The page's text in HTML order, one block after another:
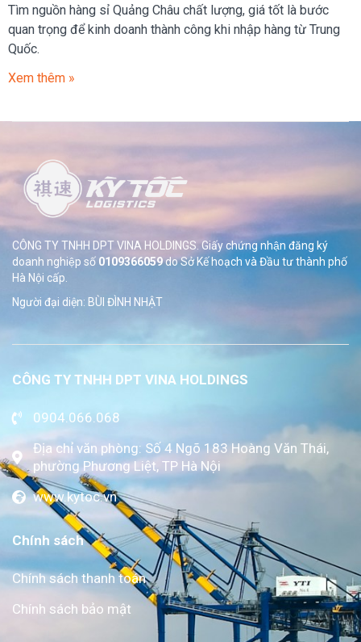
Tìm nguồn hàng sỉ Quảng Châu chất lượng, giá tốt là bước
quan trọng để kinh doanh thành công khi nhập hàng từ Trung
Quốc.
Xem thêm »
CÔNG TY TNHH DPT VINA HOLDINGS. Giấy chứng nhận đăng ký
doanh nghiệp số 0109366059do SởKế hoạch và Đầu tư thành phố
Hà Nội cấp.
Người đại diện: BÙI ĐÌNH NHẬT
CÔNG TY TNHH DPT VINA HOLDINGS
0904.066.068
Địa chỉ văn phòng: Số 4 Ngõ 183 Hoàng Văn Thái,
phường Phương Liệt, TP Hà Nội
www.kytoc.vn
Chính sách
Chính sách thanh toán
Chính sách bảo mật